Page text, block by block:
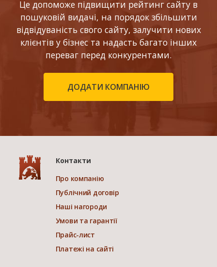
Це допоможе підвищити рейтинг сайту в
пошуковій видачі, на порядок збільшити
відвідуваність свого сайту, залучити нових
клієнтів у бізнес та надасть багато інших
переваг перед конкурентами.
ДОДАТИ КОМПАНІЮ
Контакти
Про компанію
Публічний договір
Наші нагороди
Умови та гарантії
Прайс-лист
Платежі на сайті